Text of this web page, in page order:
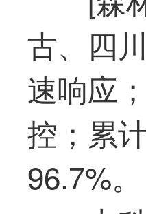
古、四
速响应
控；累
96.7%。